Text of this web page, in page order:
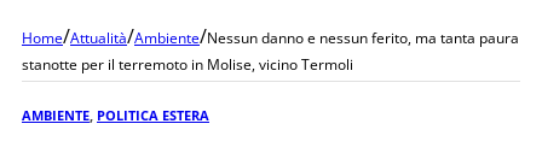
Home/Attualità/Ambiente/Nessun danno e nessun ferito, ma tanta paura
stanotte per il terremoto in Molise, vicino Termoli
AMBIENTE POLITICA ESTERA